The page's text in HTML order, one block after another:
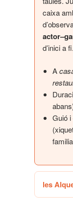
caixa
d’inici a fi.
A
Guió
les